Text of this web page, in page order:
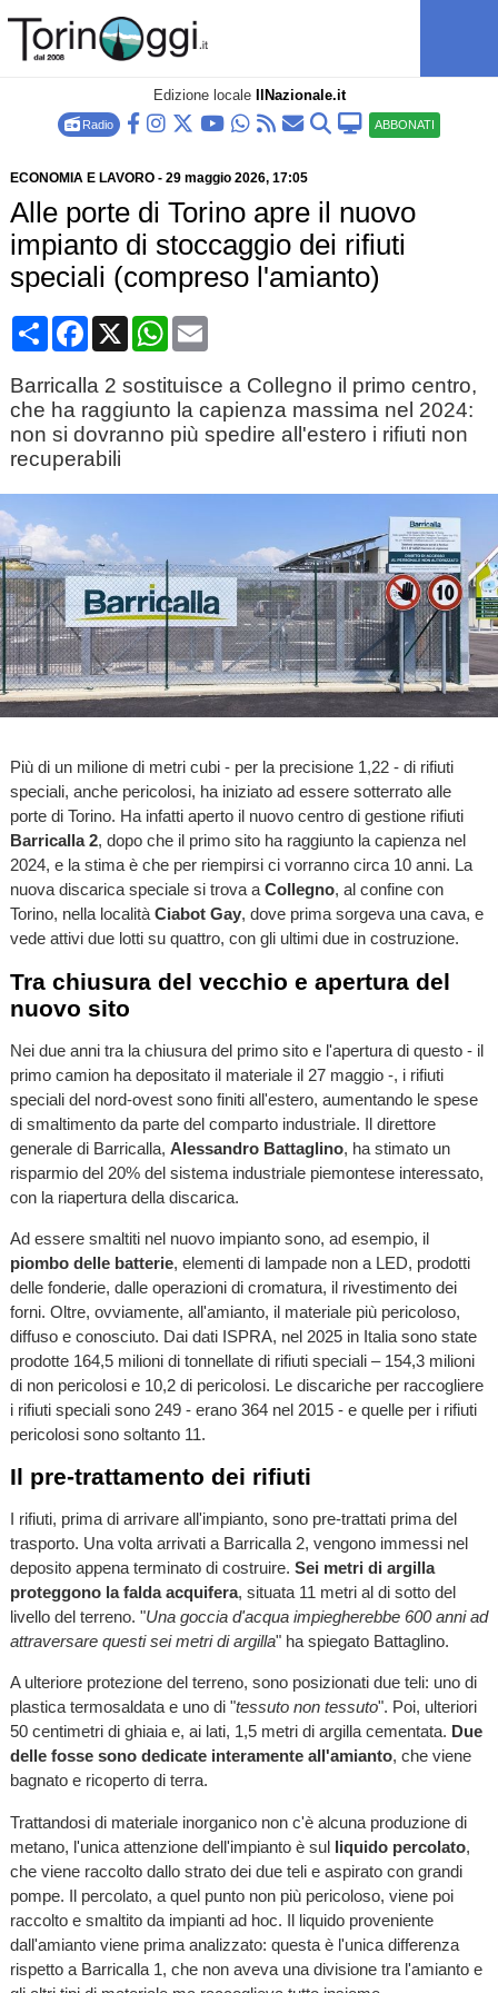
Edizione locale IlNazionale.it
Radio ABBONATI
ECONOMIA E LAVORO- 29 maggio 2026, 17:05
Alle porte di Torino apre il nuovo
impianto di stoccaggio dei rifiuti
speciali (compreso l'amianto)
CondividiFacebook
X WhatsApp
Email
Barricalla 2 sostituisce a Collegno il primo centro,
che ha raggiunto la capienza massima nel 2024:
non si dovranno più spedire all'estero i rifiuti non
recuperabili
Più di un milione di metri cubi - per la precisione 1,22 - di rifiuti
speciali, anche pericolosi, ha iniziato ad essere sotterrato alle
porte di Torino. Ha infatti aperto il nuovo centro di gestione rifiuti
Barricalla 2, dopo che il primo sito ha raggiunto la capienza nel
2024, e la stima è che per riempirsi ci vorranno circa 10 anni. La
nuova discarica speciale si trova a Collegno, al confine con
Torino, nella località Ciabot Gay, dove prima sorgeva una cava, e
vede attivi due lotti su quattro, con gli ultimi due in costruzione.
Tra chiusura del vecchio e apertura del
nuovo sito
Nei due anni tra la chiusura del primo sito e l'apertura di questo - il
primo camion ha depositato il materiale il 27 maggio -, i rifiuti
speciali del nord-ovest sono finiti all'estero, aumentando le spese
di smaltimento da parte del comparto industriale. Il direttore
generale di Barricalla, Alessandro Battaglino, ha stimato un
risparmio del 20% del sistema industriale piemontese interessato,
con la riapertura della discarica.
Ad essere smaltiti nel nuovo impianto sono, ad esempio, il
piombo delle batterie, elementi di lampade non a LED, prodotti
delle fonderie, dalle operazioni di cromatura, il rivestimento dei
forni. Oltre, ovviamente, all'amianto, il materiale più pericoloso,
diffuso e conosciuto. Dai dati ISPRA, nel 2025 in Italia sono state
prodotte 164,5 milioni di tonnellate di rifiuti speciali – 154,3 milioni
di non pericolosi e 10,2 di pericolosi. Le discariche per raccogliere
i rifiuti speciali sono 249 - erano 364 nel 2015 - e quelle per i rifiuti
pericolosi sono soltanto 11.
Il pre-trattamento dei rifiuti
I rifiuti, prima di arrivare all'impianto, sono pre-trattati prima del
trasporto. Una volta arrivati a Barricalla 2, vengono immessi nel
deposito appena terminato di costruire. Sei metri di argilla
proteggono la falda acquifera, situata 11 metri al di sotto del
livello del terreno. "Una goccia d'acqua impiegherebbe 600 anni ad
attraversare questi sei metri di argilla" ha spiegato Battaglino.
A ulteriore protezione del terreno, sono posizionati due teli: uno di
plastica termosaldata e uno di "tessuto non tessuto". Poi, ulteriori
50 centimetri di ghiaia e, ai lati, 1,5 metri di argilla cementata. Due
delle fosse sono dedicate interamente all'amianto, che viene
bagnato e ricoperto di terra.
Trattandosi di materiale inorganico non c'è alcuna produzione di
metano, l'unica attenzione dell'impianto è sul liquido percolato,
che viene raccolto dallo strato dei due teli e aspirato con grandi
pompe. Il percolato, a quel punto non più pericoloso, viene poi
raccolto e smaltito da impianti ad hoc. Il liquido proveniente
dall'amianto viene prima analizzato: questa è l'unica differenza
rispetto a Barricalla 1, che non aveva una divisione tra l'amianto e